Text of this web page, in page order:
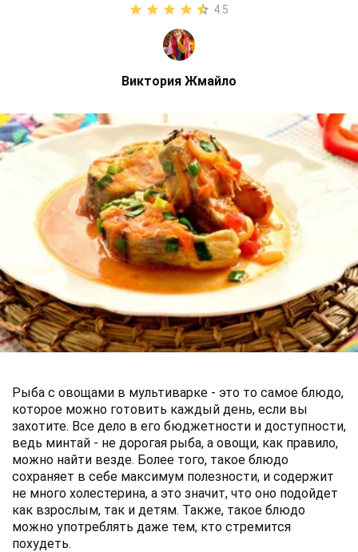
4.5
Виктория Жмайло
Рыба с овощами в мультиварке - это то самое блюдо,
которое можно готовить каждый день, если вы
захотите. Все дело в его бюджетности и доступности,
ведь минтай - не дорогая рыба, а овощи, как правило,
можно найти везде. Более того, такое блюдо
сохраняет в себе максимум полезности, и содержит
не много холестерина, а это значит, что оно подойдет
как взрослым, так и детям. Также, такое блюдо
можно употреблять даже тем, кто стремится
похудеть.